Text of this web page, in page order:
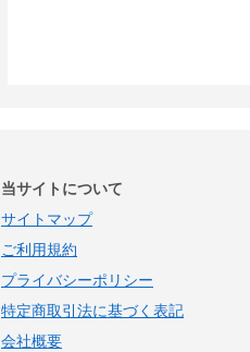
当サイトについて
サイトマップ
ご利用規約
プライバシーポリシー
特定商取引法に基づく表記
会社概要